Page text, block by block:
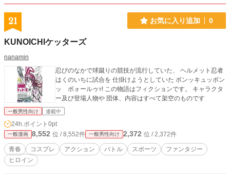
21 お気に入り追加 0
KUNOICHIケッターズ
nanamin
忍びのなかで球蹴りの競技が流行していた、 ヘルメット忍者
はくのいちに試合を 仕掛けようとしていた ボンッキュッボン
ッ ボォールゥｯ! この物語はフィクションです。 キャラクタ
ー及び登場人物や 団体、内容はすべて架空のものです
一般男性向け 連載中
24h.ポイント 0pt
一般漫画 8,552 位 / 8,552件 一般男性向け 2,372 位 / 2,372件
青春 コスプレ アクション バトル スポーツ
ファンタジー
ヒロイン